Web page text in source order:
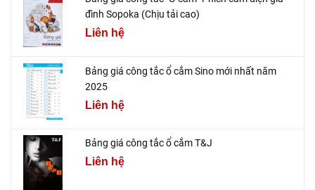
đình Sopoka (Chịu tải cao)
Liên hệ
Bảng giá công tắc ổ cắm Sino mới nhất năm
2025
Liên hệ
Bảng giá công tắc ổ cắm T&J
Liên hệ